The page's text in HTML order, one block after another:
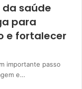
saúde
para
e fortalecer
importante passo
e…